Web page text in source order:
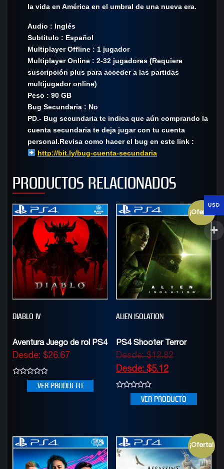
la vida en América en el umbral de una nueva era.
Audio : Inglés
Subtitulo : Español
Multiplayer Offline : 1 jugador
Multiplayer Online : 2-32 jugadores (Requiere
suscripción plus para acceder a las partidas
multijugador online)
Peso : 90 GB
Bug Secundaria : No
PD.- Bug secundaria te indica que aún comprando la
cuenta secundaria te deja jugar con tu cuenta
personal.Revisa como hacer el bug en este link :
http://bit.ly/bug-cuenta-secundaria
PRODUCTOS RELACIONADOS
DIABLO IV
Aventura Juego de rol PS4
Desde: $26.67
VER PRODUCTO
¡Oferta!
ALIEN ISOLATION
PS4 Shooter Terror
Desde:$12.82
Desde: $5.12
VER PRODUCTO
¡Oferta!
USD